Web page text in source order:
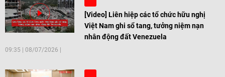
[Video] Liên hiệp các tổ chức hữu nghị
Việt Nam ghi sổ tang, tưởng niệm nạn
nhân động đất Venezuela
09:35 08/07/2026